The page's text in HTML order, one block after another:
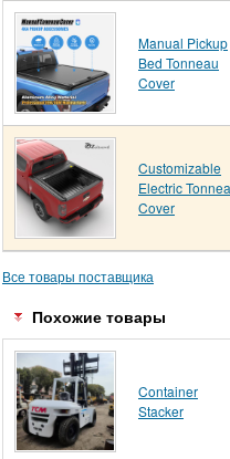
Manual Pickup
Bed Tonneau
Cover
Customizable
Electric
Cover
Все товары поставщика
Похожие товары
Container
Stacker